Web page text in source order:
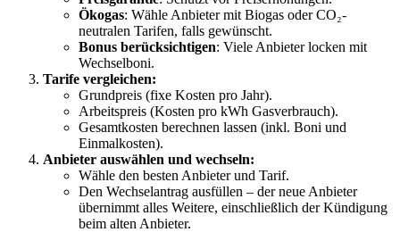
Ökogas: Wähle Anbieter mit Biogas oder CO₂-
neutralen Tarifen, falls gewünscht.
Bonus berücksichtigen: Viele Anbieter locken mit
Wechselboni.
Tarife vergleichen:
Grundpreis (fixe Kosten pro Jahr).
Arbeitspreis (Kosten pro kWh Gasverbrauch).
Gesamtkosten berechnen lassen (inkl. Boni und
Einmalkosten).
Anbieter auswählen und wechseln:
Wähle den besten Anbieter und Tarif.
Den Wechselantrag ausfüllen – der neue Anbieter
übernimmt alles Weitere, einschließlich der Kündigung
beim alten Anbieter.